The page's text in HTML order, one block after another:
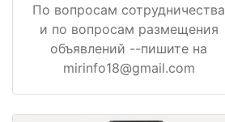
По вопросам сотрудничества
и по вопросам размещения
объявлений --пишите на
mirinfo18@gmail.com